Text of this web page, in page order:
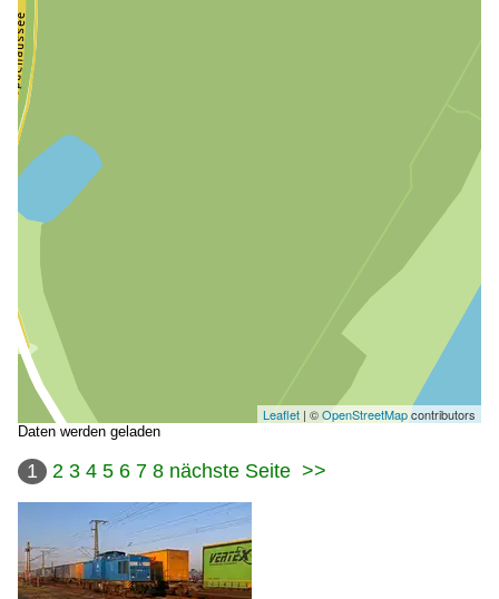
Leaflet | ©OpenStreetMapcontributors
Daten werden geladen
1 2 3 4 5 6 7 8 nächste Seite >>